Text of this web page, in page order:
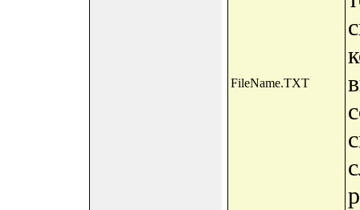
FileName.TXT